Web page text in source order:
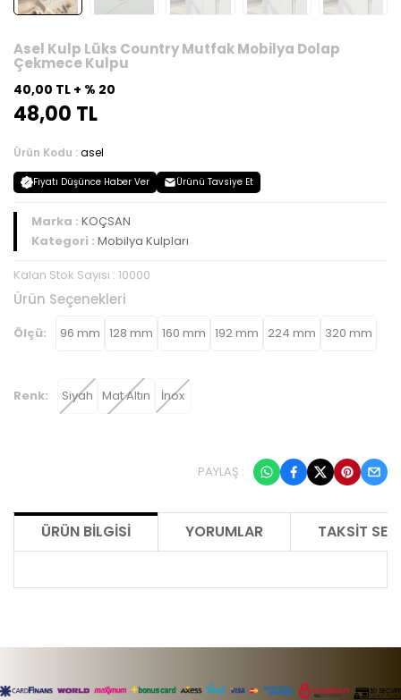
Asel Kulp Lüks Country Mutfak Mobilya Dolap
Çekmece Kulpu
40,00 TL + % 20
48,00 TL
Ürün Kodu :asel
Fiyatı Düşünce Haber Ver Ürünü Tavsiye Et
Marka : KOÇSAN
Kategori : Mobilya Kulpları
Kalan Stok Sayısı : 10000
Ürün Seçenekleri
Ölçü: 96 mm 128 mm 160 mm 192 mm 224 mm 320 mm
Renk: Siyah Mat Altın İnox
PAYLAŞ :
ÜRÜN BILGISI YORUMLAR TAKSIT